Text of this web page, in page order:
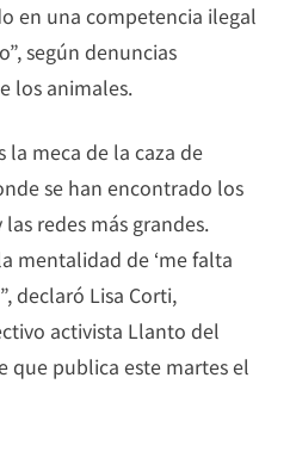
en una competencia ilegal
según denuncias
los animales.
la meca de la caza de
se han encontrado los
redes más grandes.
mentalidad de ‘me falta
declaró Lisa Corti,
activista Llanto del
que publica este martes el